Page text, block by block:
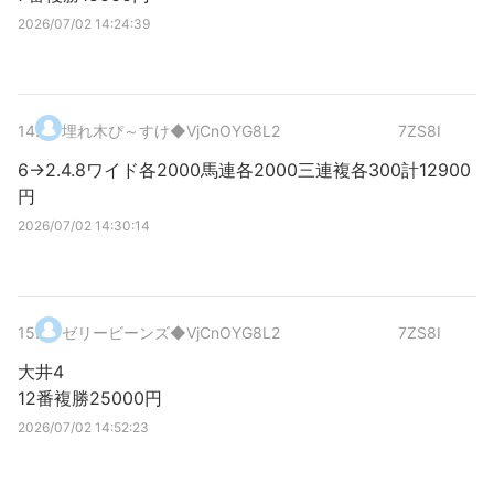
2026/07/02 14:24:39
14. 埋れ木ぴ～すけ◆VjCnOYG8L2 7ZS8I
6→2.4.8ワイド各2000馬連各2000三連複各300計12900
円
2026/07/02 14:30:14
15. ゼリービーンズ◆VjCnOYG8L2 7ZS8I
大井4
12番複勝25000円
2026/07/02 14:52:23